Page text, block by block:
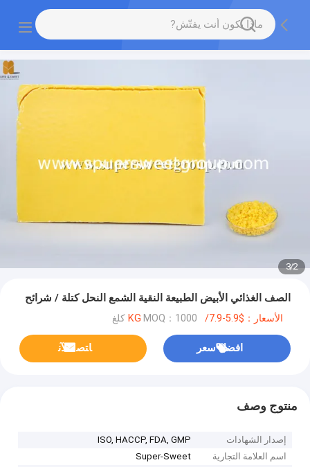
2
/
3
الصف الغذائي الأبيض الطبيعة النقية الشمع النحل كتلة / شرائح
الأسعار：$5.9-7.9/KG MOQ：1000 كلغ
افضل سعر ﺎﺘﺼﻟ ﺍﻶﻧ
منتوج وصف
إصدار الشهادات
ISO, HACCP, FDA, GMP
اسم العلامة التجارية
Super-Sweet